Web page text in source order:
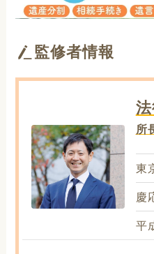
監修者情報
所
東
慶
平